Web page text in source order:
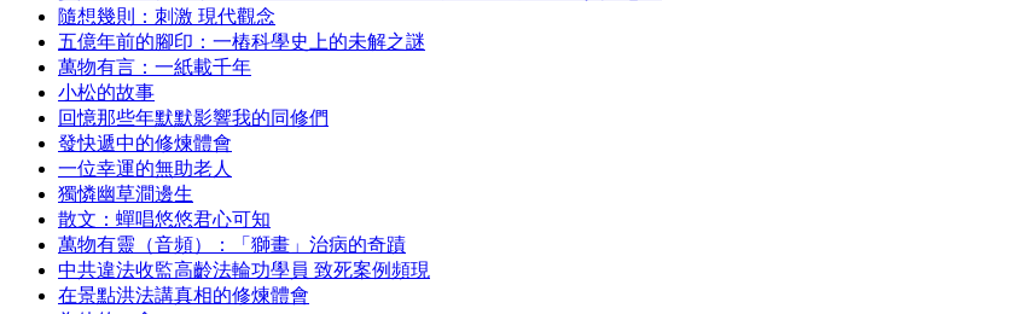
隨想幾則：刺激 現代觀念
五億年前的腳印：一樁科學史上的未解之謎
萬物有言：一紙載千年
小松的故事
回憶那些年默默影響我的同修們
發快遞中的修煉體會
一位幸運的無助老人
獨憐幽草澗邊生
散文：蟬唱悠悠君心可知
萬物有靈（音頻）：「獅畫」治病的奇蹟
中共違法收監高齡法輪功學員 致死案例頻現
在景點洪法講真相的修煉體會